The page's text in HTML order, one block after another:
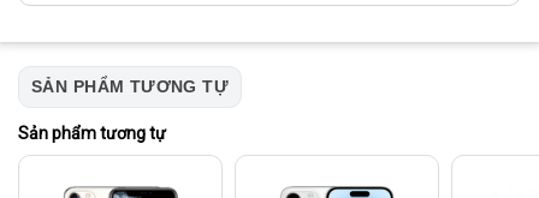
SẢN PHẨM TƯƠNG TỰ
Sản phẩm tương tự